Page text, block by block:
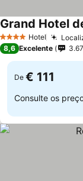
4 EstrelasHotel
8,6 Excelente
De € 111
Consulte os